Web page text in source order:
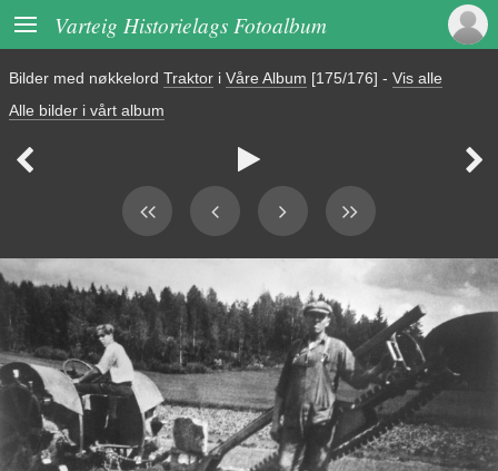
 Varteig Historielags Fotoalbum
Bilder med nøkkelord Traktor i Våre Album [175/176] - Vis alle
Alle bilder i vårt album
  